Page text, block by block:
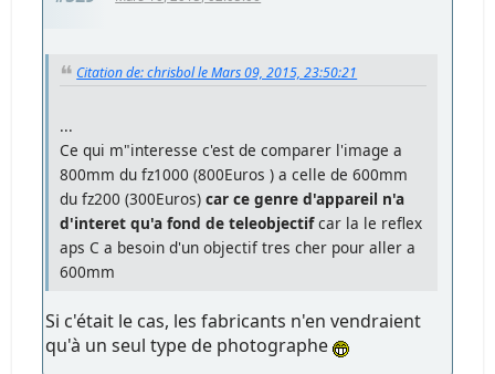
Citation de: chrisbol le Mars 09, 2015, 23:50:21
...
Ce qui m"interesse c'est de comparer l'image a
800mm du fz1000 (800Euros ) a celle de 600mm
du fz200 (300Euros)car ce genre d'appareil n'a
d'interet qu'a fond de teleobjectifcar la le reflex
aps C a besoin d'un objectif tres cher pour aller a
600mm
Si c'était le cas, les fabricants n'en vendraient
qu'à un seul type de photographe